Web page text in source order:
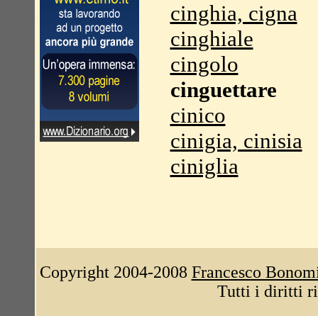
cinghia, cigna
cinghiale
cingolo
cinguettare
cinico
cinigia, cinisia
ciniglia
Copyright 2004-2008 Francesco
Tutti i diritti